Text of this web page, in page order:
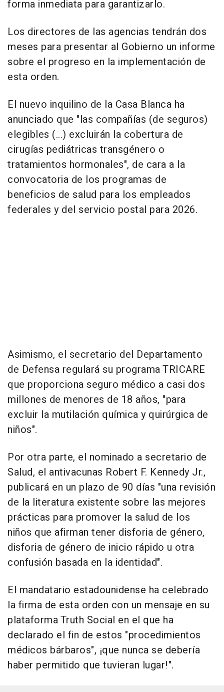
forma inmediata para garantizarlo.
Los directores de las agencias tendrán dos
meses para presentar al Gobierno un informe
sobre el progreso en la implementación de
esta orden.
El nuevo inquilino de la Casa Blanca ha
anunciado que "las compañías (de seguros)
elegibles (...) excluirán la cobertura de
cirugías pediátricas transgénero o
tratamientos hormonales", de cara a la
convocatoria de los programas de
beneficios de salud para los empleados
federales y del servicio postal para 2026.
Asimismo, el secretario del Departamento
de Defensa regulará su programa TRICARE
que proporciona seguro médico a casi dos
millones de menores de 18 años, "para
excluir la mutilación química y quirúrgica de
niños".
Por otra parte, el nominado a secretario de
Salud, el antivacunas Robert F. Kennedy Jr.,
publicará en un plazo de 90 días "una revisión
de la literatura existente sobre las mejores
prácticas para promover la salud de los
niños que afirman tener disforia de género,
disforia de género de inicio rápido u otra
confusión basada en la identidad".
El mandatario estadounidense ha celebrado
la firma de esta orden con un mensaje en su
plataforma Truth Social en el que ha
declarado el fin de estos "procedimientos
médicos bárbaros", ¡que nunca se debería
haber permitido que tuvieran lugar!".